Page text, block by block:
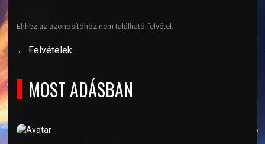
Ehhez az azonosítóhoz nem található felvétel.
← Felvételek
MOST ADÁSBAN